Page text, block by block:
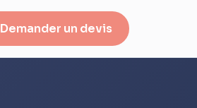
Demander un devis